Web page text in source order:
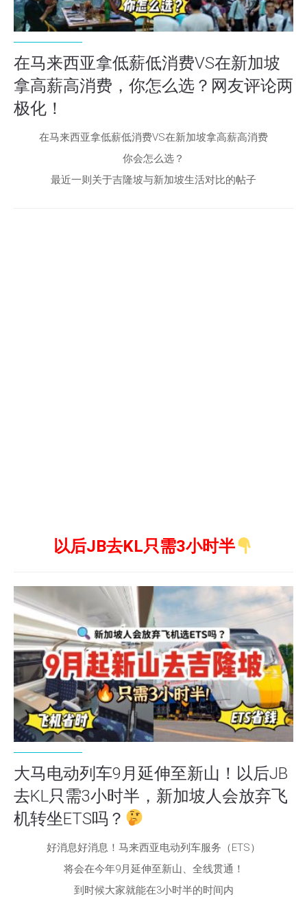
在马来西亚拿低薪低消费VS在新加坡
拿高薪高消费，你怎么选？网友评论两
极化！
在马来西亚拿低薪低消费VS在新加坡拿高薪高消费
你会怎么选？
最近一则关于吉隆坡与新加坡生活对比的帖子
以后JB去KL只需3小时半
大马电动列车9月延伸至新山！以后JB
去KL只需3小时半，新加坡人会放弃飞
机转坐ETS吗？
好消息好消息！马来西亚电动列车服务（ETS）
将会在今年9月延伸至新山、全线贯通！
到时候大家就能在3小时半的时间内